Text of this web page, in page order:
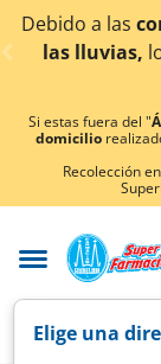
< div a las
las lluvias,los
Si estas fuera del "
domicilio
Recolección en
Elige una